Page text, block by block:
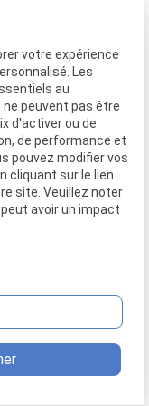
du site
phone
04 37 28 61 56
votre expérience
Les
au
peuvent pas être
d'activer ou de
de performance et
pouvez modifier vos
cliquant sur le lien
site. Veuillez noter
avoir un impact